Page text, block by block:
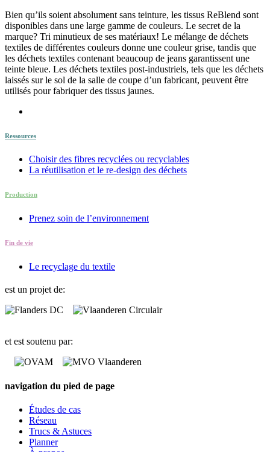
Bien qu’ils soient absolument sans teinture, les tissus ReBlend sont
disponibles dans une large gamme de couleurs. Le secret de la
marque? Tri minutieux de ses matériaux! Le mélange de déchets
textiles de différentes couleurs donne une couleur grise, tandis que
les déchets textiles contenant beaucoup de jeans garantissent une
teinte bleue. Les déchets textiles post-industriels, tels que les déchets
laissés sur le sol de la salle de coupe d’un fabricant, peuvent être
utilisés pour fabriquer des tissus jaunes.
Ressources
Choisir des fibres recyclées ou recyclables
La réutilisation et le re-design des déchets
Production
Prenez soin de l’environnement
Fin de vie
Le recyclage du textile
est un projet de:
et est soutenu par:
navigation du pied de page
Études de cas
Réseau
Trucs & Astuces
Planner